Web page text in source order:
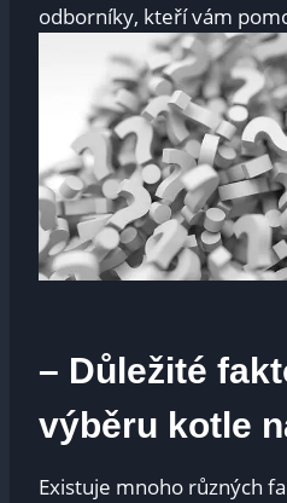
odborníky, kteří vám
– Důležité
výběru kotle
Existuje mnoho různých